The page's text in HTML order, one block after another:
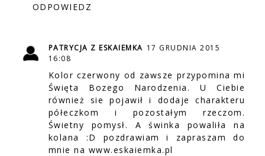
ODPOWIEDZ
PATRYCJA Z ESKAIEMKA 17 GRUDNIA 2015
16:08
Kolor czerwony od zawsze przypomina mi
Święta Bozego Narodzenia. U Ciebie
również sie pojawił i dodaje charakteru
półeczkom i pozostałym rzeczom.
Świetny pomysł. A świnka powaliła na
kolana :D pozdrawiam i zapraszam do
mnie na www.eskaiemka.pl